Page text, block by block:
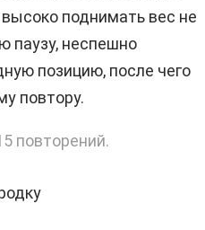
поднимать вес не
паузу, неспешно
позицию, после чего
повтору.
повторений.